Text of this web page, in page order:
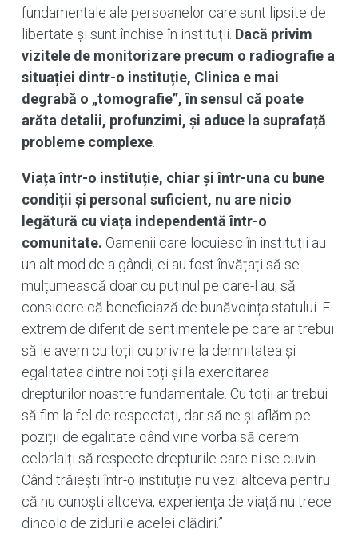
fundamentale ale persoanelor care sunt lipsite de
libertate și sunt închise în instituții. Dacă privim
vizitele de monitorizare precum o radiografie a
situației dintr-o instituție, Clinica e mai
degrabă o „tomografie”, în sensul că poate
arăta detalii, profunzimi, și aduce la suprafață
probleme complexe
Viața într-o instituție, chiar și într-una cu bune
condiții și personal suficient, nu are nicio
legătură cu viața independentă într-o
comunitate. Oamenii care locuiesc în instituții au
un alt mod de a gândi, ei au fost învățați să se
mulțumească doar cu puținul pe care-l au, să
considere că beneficiază de bunăvoința statului. E
extrem de diferit de sentimentele pe care ar trebui
să le avem cu toții cu privire la demnitatea și
egalitatea dintre noi toți și la exercitarea
drepturilor noastre fundamentale. Cu toții ar trebui
să fim la fel de respectați, dar să ne și aflăm pe
poziții de egalitate când vine vorba să cerem
celorlalți să respecte drepturile care ni se cuvin.
Când trăiești într-o instituție nu vezi altceva pentru
că nu cunoști altceva, experiența de viață nu trece
dincolo de zidurile acelei clădiri.”